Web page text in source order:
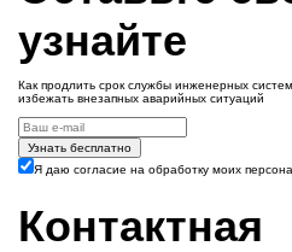
узнайте
Как продлить срок службы инженерных
избежать внезапных аварийных ситуаций
Узнать бесплатно
Я даю согласие на обработку моих
Контактная